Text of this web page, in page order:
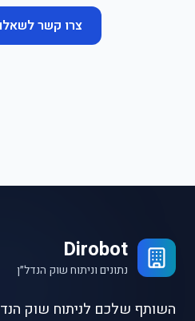
צרו קשר
Dirobot
נתונים וניתוח שוק הנדל״ן
השותף שלכם לניתוח שוק